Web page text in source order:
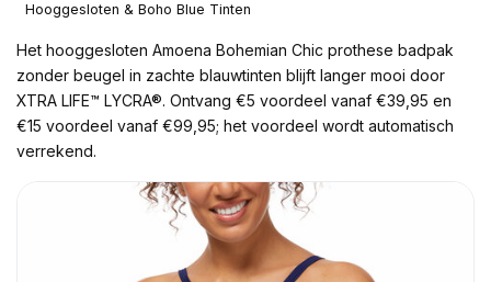
Hooggesloten & Boho Blue Tinten
Het hooggesloten Amoena Bohemian Chic prothese badpak
zonder beugel in zachte blauwtinten blijft langer mooi door
XTRA LIFE™ LYCRA®. Ontvang €5 voordeel vanaf €39,95 en
€15 voordeel vanaf €99,95; het voordeel wordt automatisch
verrekend.